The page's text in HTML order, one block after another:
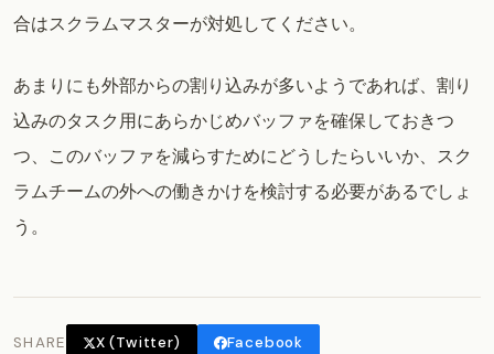
合はスクラムマスターが対処してください。
あまりにも外部からの割り込みが多いようであれば、割り
込みのタスク用にあらかじめバッファを確保しておきつ
つ、このバッファを減らすためにどうしたらいいか、スク
ラムチームの外への働きかけを検討する必要があるでしょ
う。
SHARE X (Twitter)
Facebook